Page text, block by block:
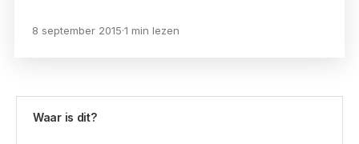
8 september 2015·1 min lezen
Waar is dit?